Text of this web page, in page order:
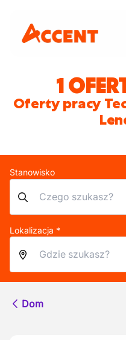
1
Oferty pracy
Stanowisko
Lokalizacja *
Dom